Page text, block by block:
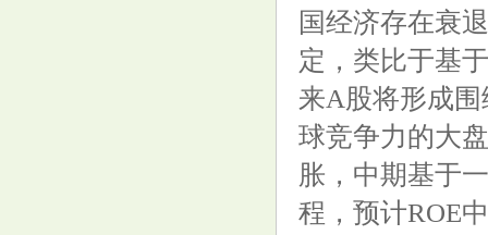
国经济存在衰
定，类比于基
来A股将形成
球竞争力的大
胀，中期基于
程，预计ROE